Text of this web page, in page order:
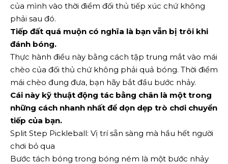
của mình vào thời điểm đối thủ tiếp xúc chứ không
phải sau đó.
Tiếp đất quá muộn có nghĩa là bạn vẫn bị trôi khi
đánh bóng.
Thực hành điều này bằng cách tập trung mắt vào mái
chèo của đối thủ chứ không phải quả bóng. Thời điểm
mái chèo đung đưa, bạn hãy bắt đầu bước nhảy.
Cái này kỹ thuật động tác bằng chân là một trong
những cách nhanh nhất để dọn dẹp trò chơi chuyển
tiếp của bạn.
Split Step Pickleball: Vị trí sẵn sàng mà hầu hết người
chơi bỏ qua
Bước tách bóng trong bóng ném là một bước nhảy